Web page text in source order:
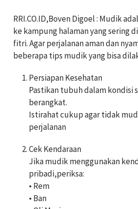
RRI.CO.ID,Boven Digoel : Mudik
ke kampung halaman yang sering
fitri. Agar perjalanan aman dan
beberapa tips mudik yang bisa
Persiapan Kesehatan
Pastikan tubuh dalam kondisi
berangkat.
Istirahat cukup agar tidak
perjalanan
Cek Kendaraan
Jika mudik menggunakan
pribadi,periksa:
• Rem
• Ban